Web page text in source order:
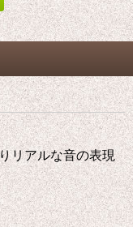
リアルな音の表現